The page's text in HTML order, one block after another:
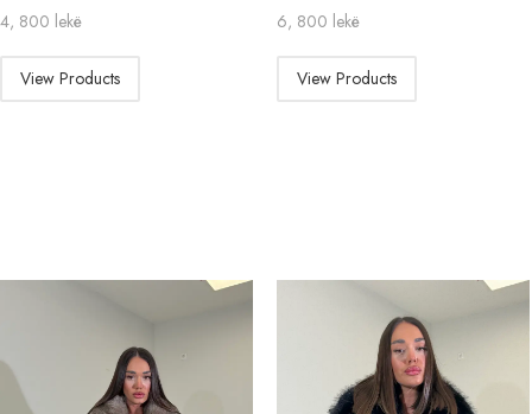
4, 800 lekë
View Products
6, 800 lekë
View Products